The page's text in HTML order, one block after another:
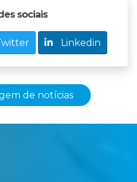
sociais
Linkedin
de notícias